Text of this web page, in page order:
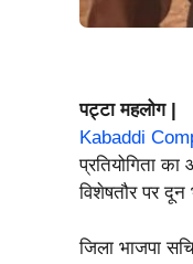
पट्टा महलोग |
Kabaddi
प्रतियोगिता
विशेषतौर पर दून
जिला भाजपा